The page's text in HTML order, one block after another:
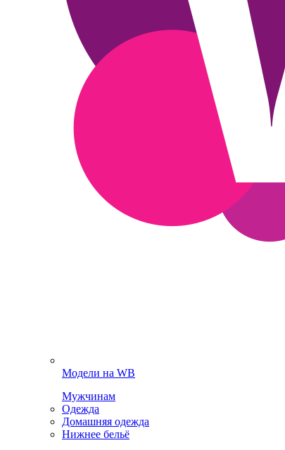
Модели на WB
Мужчинам
Одежда
Домашняя одежда
Нижнее бельё